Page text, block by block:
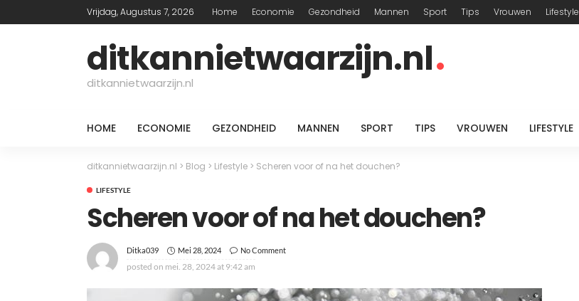
Vrijdag, Augustus 7, 2026 Home Economie Gezondheid Mannen Sport Tips Vrouwen Lifestyle
ditkannietwaarzijn.nl
ditkannietwaarzijn.nl
HOME ECONOMIE GEZONDHEID MANNEN SPORT TIPS VROUWEN LIFESTYLE
ditkannietwaarzijn.nl > Blog > Lifestyle > Scheren voor of na het douchen?
LIFESTYLE
Scheren voor of na het douchen?
Ditka039 Mei 28, 2024 No Comment
posted on mei. 28, 2024 at 9:42 am